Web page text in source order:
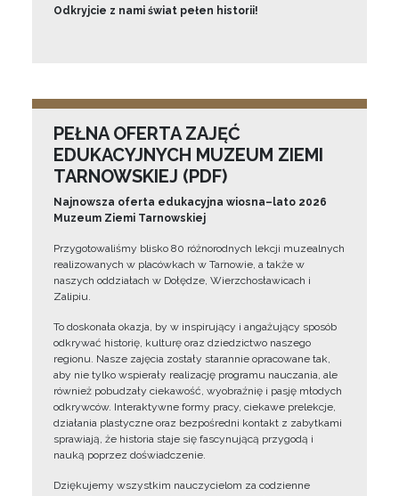
Odkryjcie z nami świat pełen historii!
PEŁNA OFERTA ZAJĘĆ
EDUKACYJNYCH MUZEUM ZIEMI
TARNOWSKIEJ (PDF)
Najnowsza oferta edukacyjna wiosna–lato 2026
Muzeum Ziemi Tarnowskiej
Przygotowaliśmy blisko 80 różnorodnych lekcji muzealnych
realizowanych w placówkach w Tarnowie, a także w
naszych oddziałach w Dołędze, Wierzchosławicach i
Zalipiu.
To doskonała okazja, by w inspirujący i angażujący sposób
odkrywać historię, kulturę oraz dziedzictwo naszego
regionu. Nasze zajęcia zostały starannie opracowane tak,
aby nie tylko wspierały realizację programu nauczania, ale
również pobudzały ciekawość, wyobraźnię i pasję młodych
odkrywców. Interaktywne formy pracy, ciekawe prelekcje,
działania plastyczne oraz bezpośredni kontakt z zabytkami
sprawiają, że historia staje się fascynującą przygodą i
nauką poprzez doświadczenie.
Dziękujemy wszystkim nauczycielom za codzienne